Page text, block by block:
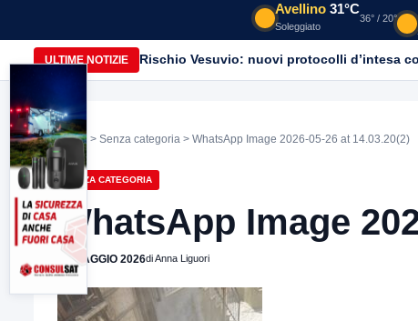
Avellino 31°C
Soleggiato
36° / 20°
ULTIME NOTIZIE Rischio Vesuvio: nuovi protocolli d’intesa
Home > Senza categoria > WhatsApp Image 2026-05-26 at 14.03.20(2)
SENZA CATEGORIA
WhatsApp Image
26 MAGGIO 2026di Anna Liguori